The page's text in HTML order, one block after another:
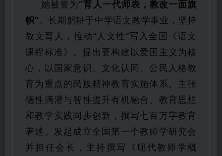
她被誉为“育人一代师表，教改一面旗
帜”。长期躬耕于中学语文教学事业，坚持
教文育人，推动“人文性”写入全国《语文
课程标准》。提出要构建以爱国主义为核
心，以国家意识、文化认同、公民人格教
育为重点的民族精神教育实施体系。主张
德性滴灌与智性提升有机融合、教育思想
和教学实践同步创新，撰写七百万字教育
著述。发起成立全国第一个教师学研究会
并担任会长，主持撰写《现代教师学概